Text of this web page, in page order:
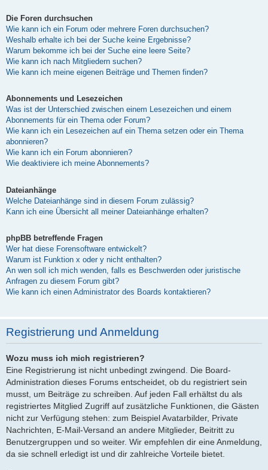
Die Foren durchsuchen
Wie kann ich ein Forum oder mehrere Foren durchsuchen?
Weshalb erhalte ich bei der Suche keine Ergebnisse?
Warum bekomme ich bei der Suche eine leere Seite?
Wie kann ich nach Mitgliedern suchen?
Wie kann ich meine eigenen Beiträge und Themen finden?
Abonnements und Lesezeichen
Was ist der Unterschied zwischen einem Lesezeichen und einem
Abonnements für ein Thema oder Forum?
Wie kann ich ein Lesezeichen auf ein Thema setzen oder ein Thema
abonnieren?
Wie kann ich ein Forum abonnieren?
Wie deaktiviere ich meine Abonnements?
Dateianhänge
Welche Dateianhänge sind in diesem Forum zulässig?
Kann ich eine Übersicht all meiner Dateianhänge erhalten?
phpBB betreffende Fragen
Wer hat diese Forensoftware entwickelt?
Warum ist Funktion x oder y nicht enthalten?
An wen soll ich mich wenden, falls es Beschwerden oder juristische
Anfragen zu diesem Forum gibt?
Wie kann ich einen Administrator des Boards kontaktieren?
Registrierung und Anmeldung
Wozu muss ich mich registrieren?
Eine Registrierung ist nicht unbedingt zwingend. Die Board-
Administration dieses Forums entscheidet, ob du registriert sein
musst, um Beiträge zu schreiben. Auf jeden Fall erhältst du als
registriertes Mitglied Zugriff auf zusätzliche Funktionen, die Gästen
nicht zur Verfügung stehen: zum Beispiel Avatarbilder, Private
Nachrichten, E-Mail-Versand an andere Mitglieder, Beitritt zu
Benutzergruppen und so weiter. Wir empfehlen dir eine Anmeldung,
da sie schnell erledigt ist und dir zahlreiche Vorteile bietet.